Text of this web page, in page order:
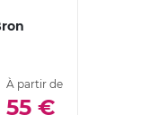
À partir de
55 €